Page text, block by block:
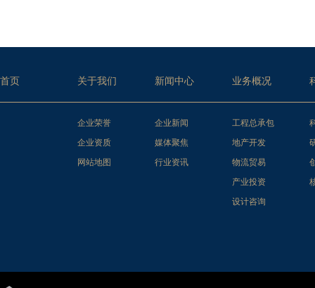
首页 关于我们 新闻中心 业务概况
企业荣誉
企业资质
网站地图
企业新闻
媒体聚焦
行业资讯
工程总承包
地产开发
物流贸易
产业投资
设计咨询